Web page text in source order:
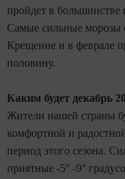
пройдет в большинстве
Самые сильные морозы
Крещение и в феврале
половину.
Каким будет декабрь
Жители нашей страны
комфортной и
период этого сезона.
приятные -5° -9°